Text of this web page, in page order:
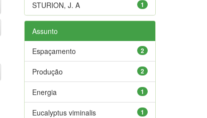
1
STURION, J. A
Assunto
2
Espaçamento
2
Produção
1
Energia
1
Eucalyptus viminalis